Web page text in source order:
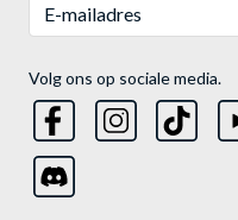
Volg ons op sociale media.